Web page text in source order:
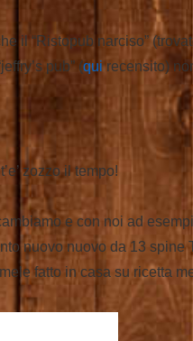
il “Ristopub narciso”
pub” (quirecensito)
zozzo il tempo!
e con noi ad
nuovo nuovo da 13
fatto in casa su ricetta